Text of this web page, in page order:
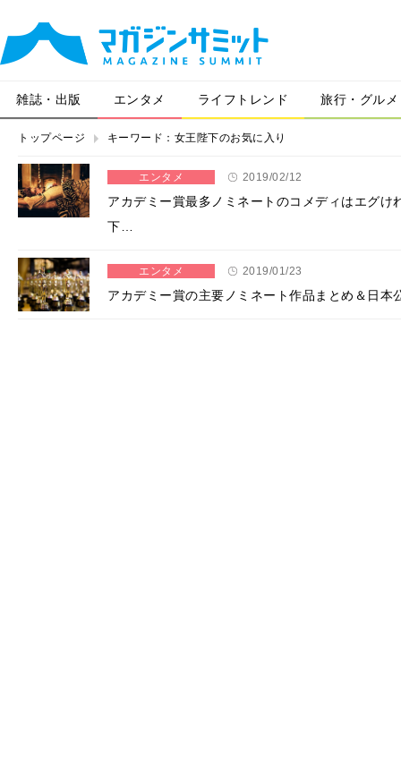
雑誌・出版 エンタメ ライフトレンド 旅行・グルメ
トップページ キーワード：女王陛下のお気に入り
エンタメ 2019/02/12
アカデミー賞最多ノミネートのコメディはエグ
下…
エンタメ 2019/01/23
アカデミー賞の主要ノミネート作品まとめ＆日